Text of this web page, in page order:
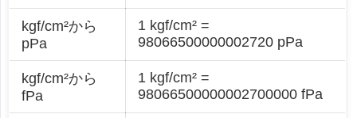
kgf/cm²から
pPa
1 kgf/cm² =
98066500000002720 pPa
kgf/cm²から
fPa
1 kgf/cm² =
98066500000002700000 fPa